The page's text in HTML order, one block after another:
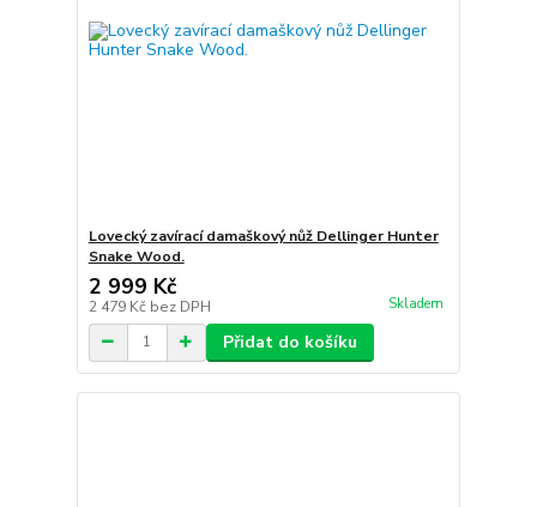
Lovecký zavírací damaškový nůž Dellinger Hunter
Snake Wood.
2 999 Kč
2 479 Kč bez DPH Skladem
Přidat do košíku